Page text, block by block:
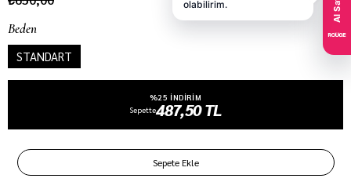
Beden
STANDART
%25 INDIRIM
Sepette487,50 TL